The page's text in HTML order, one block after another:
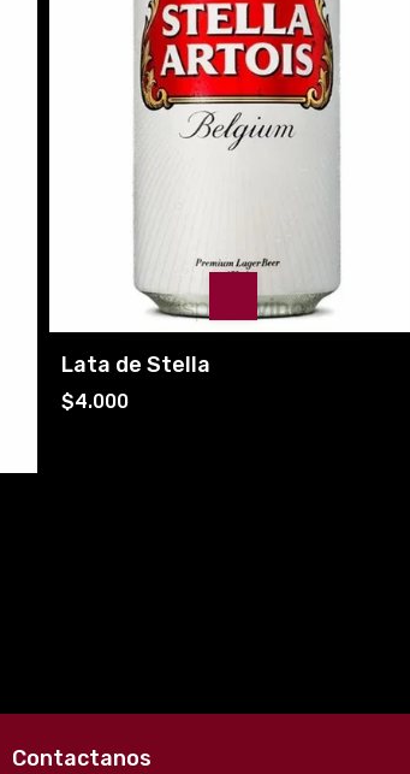
Lata de Stella
$4.000
Contactanos